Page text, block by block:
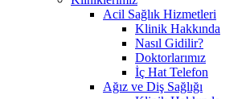
Acil Sağlık Hizmetleri
Klinik Hakkında
Nasıl Gidilir?
Doktorlarımız
İç Hat Telefon
Ağız ve Diş Sağlığı